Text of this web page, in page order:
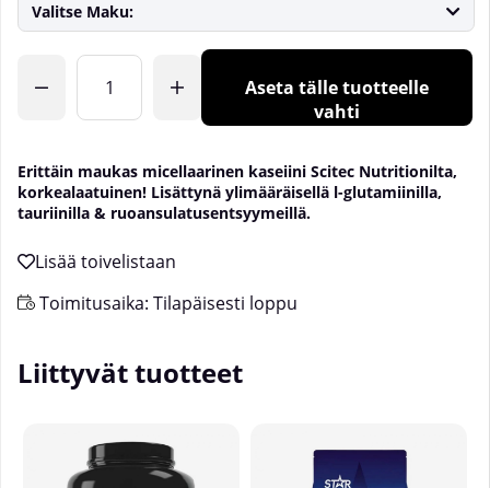
Valitse Maku:
Aseta tälle tuotteelle
vahti
Erittäin maukas micellaarinen kaseiini Scitec Nutritionilta,
korkealaatuinen! Lisättynä ylimääräisellä l-glutamiinilla,
tauriinilla & ruoansulatusentsyymeillä.
Toimitusaika: Tilapäisesti loppu
Liittyvät tuotteet